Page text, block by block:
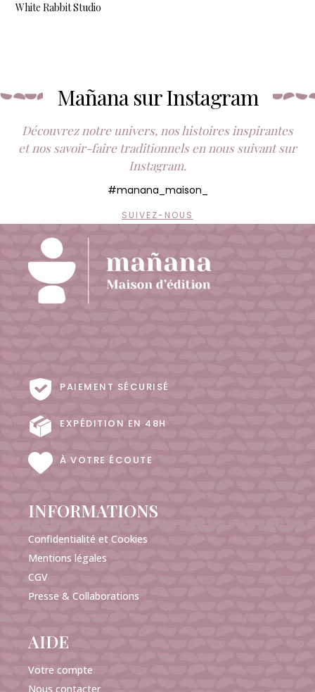
White Rabbit Studio
Mañana sur Instagram
Découvrez notre univers, nos histoires inspirantes
et nos savoir-faire traditionnels en nous suivant sur
Instagram.
#manana_maison_
SUIVEZ-NOUS
PAIEMENT SÉCURISÉ
EXPÉDITION EN 48H
À VOTRE ÉCOUTE
INFORMATIONS
Confidentialité et Cookies
Mentions légales
CGV
Presse & Collaborations
AIDE
Votre compte
Nous contacter